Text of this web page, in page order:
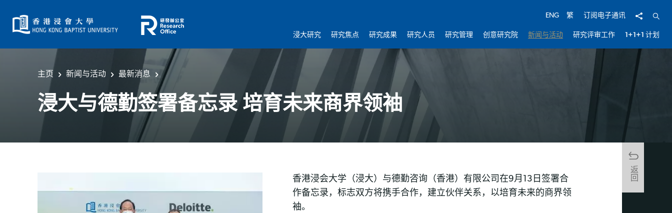
ENG 繁 订阅电子通讯 分享 开启
浸大研究 研究焦点 研究成果 研究人员 研究管理 创意研究院 新闻与活动 研究评审工作 1+1+1 计划
主页 新闻与活动 最新消息
浸大与德勤签署备忘录 培育未来商界领袖
返回
香港浸会大学（浸大）与德勤咨询（香港）有限公司在9月13日签署合
作备忘录，标志双方将携手合作，建立伙伴关系，以培育未来的商界领
袖。